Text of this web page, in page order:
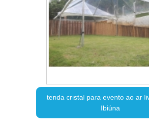
tenda cristal para evento ao ar
Ibiúna